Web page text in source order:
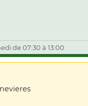
de 07:30 à 13:00